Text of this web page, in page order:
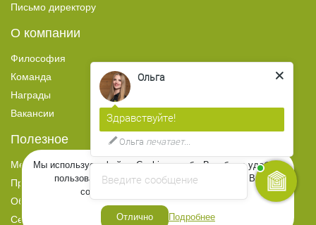
Письмо директору
О компании
Философия
Команда
Награды
Вакансии
Полезное
Медиа
Прайс-лист
Образцы цвета
Сертификаты
Мы используем файлы Cookies, чтобы Вам было удобнее
пользоваться сайтом. Продолжая просмотр, Вы
соглашаетесь на их использование.
Отлично Подробнее
Введите сообщение
Ольга
Здравствуйте!
Ольга печатает...